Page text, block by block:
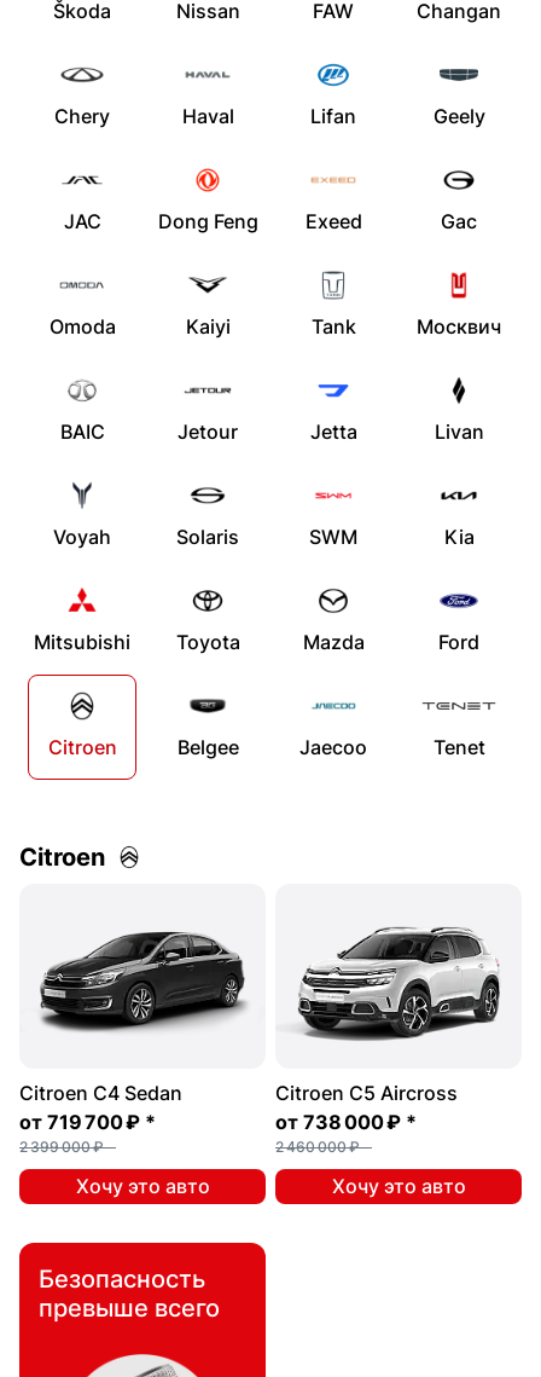
Škoda Nissan FAW Changan
Chery Haval Lifan Geely
JAC Dong Feng Exeed Gac
Omoda Kaiyi Tank Москвич
BAIC Jetour Jetta Livan
Voyah Solaris SWM Kia
Mitsubishi Toyota Mazda Ford
Citroen Belgee Jaecoo Tenet
Citroen
Citroen C4 Sedan
от 719 700 ₽ *
2 399 000 ₽
Хочу это авто
Citroen C5 Aircross
от 738 000 ₽ *
2 460 000 ₽
Хочу это авто
Безопасность
превыше всего